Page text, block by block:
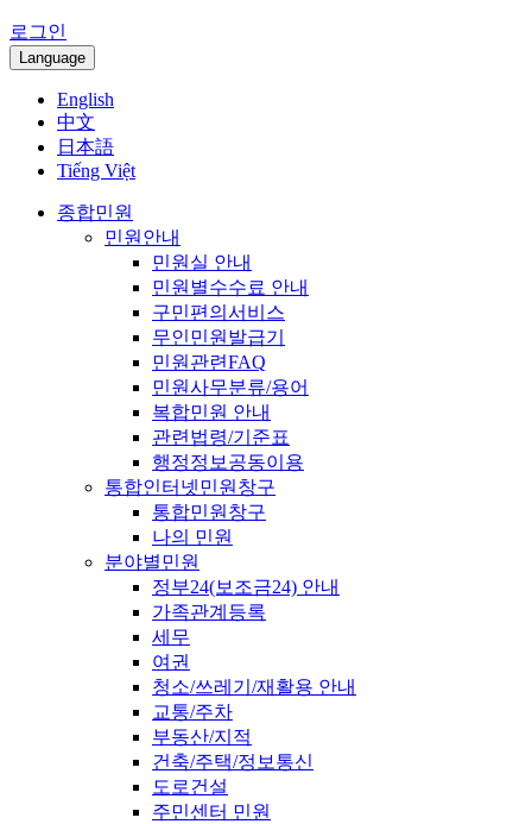
로그인
Language
English
中文
日本語
Tiếng Việt
종합민원
민원안내
민원실 안내
민원별수수료 안내
구민편의서비스
무인민원발급기
민원관련FAQ
민원사무분류/용어
복합민원 안내
관련법령/기준표
행정정보공동이용
통합인터넷민원창구
통합민원창구
나의 민원
분야별민원
정부24(보조금24) 안내
가족관계등록
세무
여권
청소/쓰레기/재활용 안내
교통/주차
부동산/지적
건축/주택/정보통신
도로건설
주민센터 민원